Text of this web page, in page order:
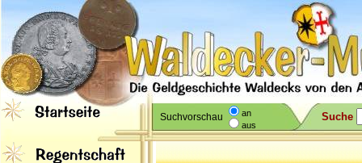
Suchvorschau
an
aus
Suche